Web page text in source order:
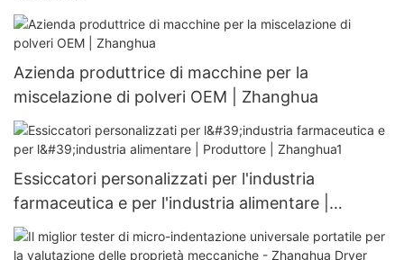
Azienda produttrice di macchine per la
miscelazione di polveri OEM | Zhanghua
Essiccatori personalizzati per l'industria
farmaceutica e per l'industria alimentare |
Produttore | Zhanghua1